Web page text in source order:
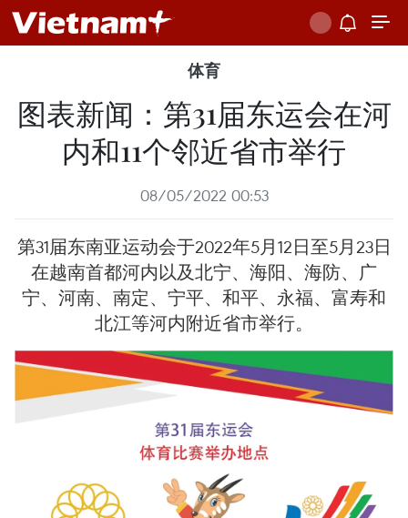
体育
图表新闻：第31届东运会在河
内和11个邻近省市举行
08/05/2022 00:53
第31届东南亚运动会于2022年5月12日至5月23日
在越南首都河内以及北宁、海阳、海防、广
宁、河南、南定、宁平、和平、永福、富寿和
北江等河内附近省市举行。